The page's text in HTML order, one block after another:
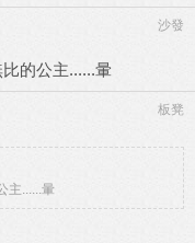
沙發
的公主......暈
板凳
主......暈